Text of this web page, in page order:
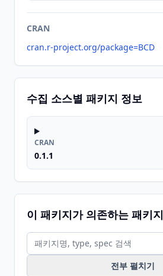
CRAN
cran.r-project.org/package=BCD
수집 소스별 패키지 정보
CRAN
0.1.1
이 패키지가 의존하는 패키지
전부 펼치기